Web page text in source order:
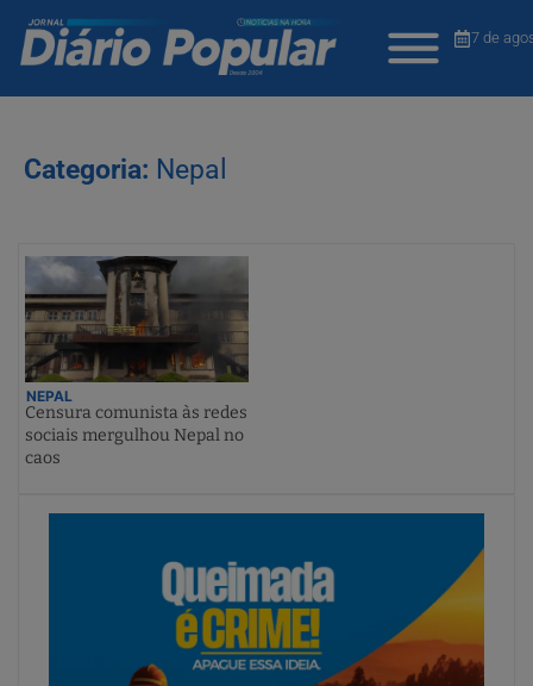
7 de
Categoria: Nepal
NEPAL
Censura comunista às redes
sociais mergulhou Nepal no
caos